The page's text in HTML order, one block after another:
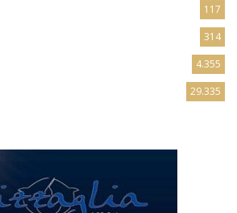
117
314
4.355
29.335